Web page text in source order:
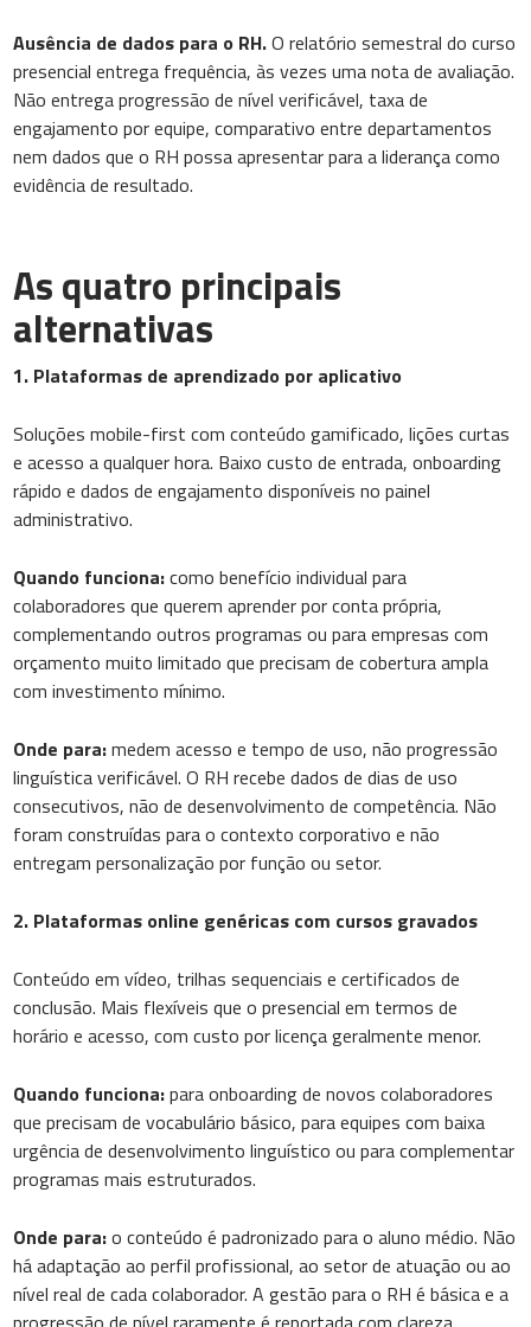
Ausência de dados para o RH.O relatório semestral do curso
presencial entrega frequência, às vezes uma nota de avaliação.
Não entrega progressão de nível verificável, taxa de
engajamento por equipe, comparativo entre departamentos
nem dados que o RH possa apresentar para a liderança como
evidência de resultado.
As quatro principais
alternativas
1. Plataformas de aprendizado por aplicativo
Soluções mobile-first com conteúdo gamificado, lições curtas
e acesso a qualquer hora. Baixo custo de entrada, onboarding
rápido e dados de engajamento disponíveis no painel
administrativo.
Quando funciona:como benefício individual para
colaboradores que querem aprender por conta própria,
complementando outros programas ou para empresas com
orçamento muito limitado que precisam de cobertura ampla
com investimento mínimo.
Onde para:medem acesso e tempo de uso, não progressão
linguística verificável. O RH recebe dados de dias de uso
consecutivos, não de desenvolvimento de competência. Não
foram construídas para o contexto corporativo e não
entregam personalização por função ou setor.
2. Plataformas online genéricas com cursos gravados
Conteúdo em vídeo, trilhas sequenciais e certificados de
conclusão. Mais flexíveis que o presencial em termos de
horário e acesso, com custo por licença geralmente menor.
Quando funciona:para onboarding de novos colaboradores
que precisam de vocabulário básico, para equipes com baixa
urgência de desenvolvimento linguístico ou para complementar
programas mais estruturados.
Onde para:o conteúdo é padronizado para o aluno médio. Não
há adaptação ao perfil profissional, ao setor de atuação ou ao
nível real de cada colaborador. A gestão para o RH é básica e a